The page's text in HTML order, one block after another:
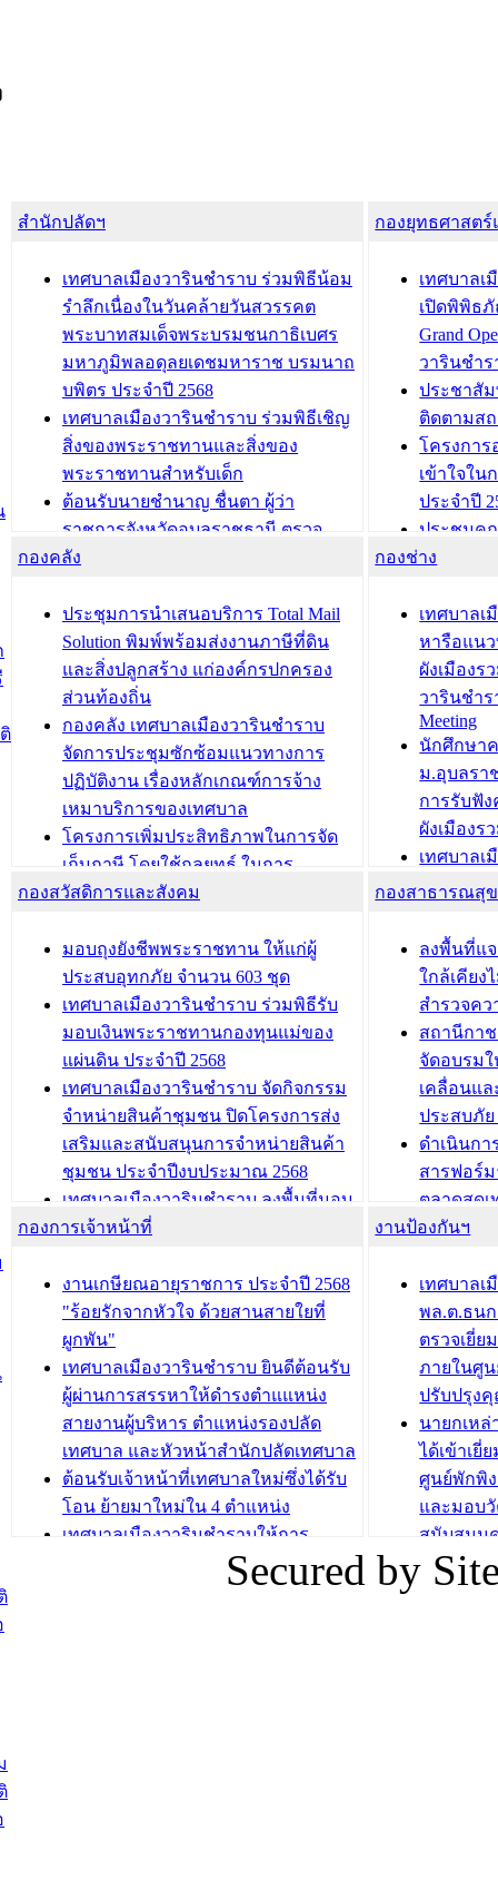
สำนักปลัดฯ
เทศบาลเมืองวารินชำราบ ร่วมพิธีน้อม
รำลึกเนื่องในวันคล้ายวันสวรรคต
พระบาทสมเด็จพระบรมชนกาธิเบศร
มหาภูมิพลอดุลยเดชมหาราช บรมนาถ
บพิตร ประจำปี 2568
เทศบาลเมืองวารินชำราบ ร่วมพิธีเชิญ
สิ่งของพระราชทานและสิ่งของ
พระราชทานสำหรับเด็ก
ต้อนรับนายชำนาญ ชื่นตา ผู้ว่า
ราชการจังหวัดอุบลราชธานี ตรวจ
ความเรียบร้อยของสถานที่ในการเตรี
องคมนตรี
สำนักทะเบียนท้องถิ่นเทศบาลเมือง
วารินชำราบ ดำเนินการมอบทะเบียน
บ้าน ทร.14 และบัตรประจำตัว
ประชาชนบุคคลประเภท 8 แก่บุคคลที่
ได้รับการเพิ่มชื่อในทะเบียนบ้าน
(ท.ร.14) กรณีคนไม่มีสัญชาติไทยได้รับ
อนุญาตให้มีถิ่นที่อยู่
ประชุมคณะกรรมการประเมินผลการ
ควบคุมภายในของ สำนัก/กอง/
โรงเรียน/ศูนย์พัฒนาเด็กเล็ก/สถานธนา
บทความ อื่นๆ ...
กองยุทธศาสต
เทศบาลเ
เปิดพิพิธภั
Grand
วารินชำร
ประชาสัม
ติดตามส
โครงกา
เข้าใจใน
ประจำปี
ประชุมค
ความเสี่ย
ประชุมที
ชีวา สร้า
ขับเคลื่อน
“เมืองแห่
บทความ อื่นๆ ...
กองคลัง
ประชุมการนำเสนอบริการ Total Mail
Solution พิมพ์พร้อมส่งงานภาษีที่ดิน
และสิ่งปลูกสร้าง แก่องค์กรปกครอง
ส่วนท้องถิ่น
กองคลัง เทศบาลเมืองวารินชำราบ
จัดการประชุมซักซ้อมแนวทางการ
ปฏิบัติงาน เรื่องหลักเกณฑ์การจ้าง
เหมาบริการของเทศบาล
โครงการเพิ่มประสิทธิภาพในการจัด
เก็บภาษี โดยใช้กลยุทธ์ ในการ
พัฒนาการจัดเก็บรายได้ ประจำปี พ.ศ.
เทศบาลเมืองวารินชำราบ ร่วมการ
ประชุมวิชาการระดับนานาชาติและ
นิทรรศการด้านนวัตกรรมท้องถิ่น 2568
และรับรางวัลทีมนักวิจัยดีเด่นจาก
นวัตกรรมโครงการทะเบียนภาษีป้าย
ประชุมผู้เช่าอาคารพาณิชย์ บริเวณ
ถนนเกษมสุขและถนนประทุมเทพภักดี
บทความ อื่นๆ ...
กองช่าง
เทศบาลเ
หารือแน
ผังเมืองร
วารินชำร
Meeting
นักศึกษา
ม.อุบลรา
การรับฟั
ผังเมืองร
เทศบาลเ
โครงการ
เทศบาล
รับฟังคว
ผังเมือง
วารินชำ
เทศบาล
ซักซ้อมแ
ประโยช
บทความ อื่นๆ ...
กองสวัสดิการและสังคม
มอบถุงยังชีพพระราชทาน ให้แก่ผู้
ประสบอุทกภัย จำนวน 603 ชุด
เทศบาลเมืองวารินชำราบ ร่วมพิธีรับ
มอบเงินพระราชทานกองทุนแม่ของ
แผ่นดิน ประจำปี 2568
เทศบาลเมืองวารินชำราบ จัดกิจกรรม
จำหน่ายสินค้าชุมชน ปิดโครงการส่ง
เสริมและสนับสนุนการจำหน่ายสินค้า
ชุมชน ประจำปีงบประมาณ 2568
เทศบาลเมืองวารินชำราบ ลงพื้นที่มอบ
น้ำดื่มแก่ผู้พักอาศัย ณ ศูนย์พักพิง
กองสวัสดิการสังคม เทศบาลเมือง
วารินชำราบ จัดโครงการอบรมอาชีพ
ระยะสั้น ประจำปี 2568 (หลักสูตรการ
ถักทอผลิตภัณฑ์จากถุงพลาสติก)
บทความ อื่นๆ ...
กองสาธารณสุ
ลงพื้นที่แ
ใกล้เคียง
สำรวจค
สถานีกา
จัดอบรม
เคลื่อนแ
ประสบภั
ดำเนินกา
สารฟอร์
ตลาดสดเ
วารินชำร
ถนนแก่เ
เด็กเล็ก
เทศบาลเ
ปรึกษาห
วัยของอ
บทความ อื่นๆ ...
กองการเจ้าหน้าที่
งานเกษียณอายุราชการ ประจำปี 2568
"ร้อยรักจากหัวใจ ด้วยสานสายใยที่
ผูกพัน"
เทศบาลเมืองวารินชำราบ ยินดีต้อนรับ
ผู้ผ่านการสรรหาให้ดำรงตำแแหน่ง
สายงานผู้บริหาร ตำแหน่งรองปลัด
เทศบาล และหัวหน้าสำนักปลัดเทศบาล
ต้อนรับเจ้าหน้าที่เทศบาลใหม่ซึ่งได้รับ
โอน ย้ายมาใหม่ใน 4 ตำแหน่ง
เทศบาลเมืองวารินชำราบให้การ
ต้อนรับพนักงานเทศบาลผู้ผ่านการ
สรรหาให้ดำรงตำแหน่งสายงานผู้
งานป้องกันฯ
เทศบาลเ
พล.ต.ธน
ตรวจเยี่ย
ภายในศู
ปรับปรุง
นายกเห
ได้เข้าเยี่
ศูนย์พักพิ
และมอบ
สนับสนุน
ภัยน้ำท่วม
ภาพบรร
Secured by